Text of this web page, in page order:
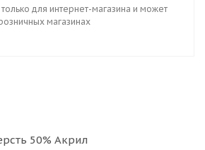
для интернет-магазина и может
магазинах
50% Акрил